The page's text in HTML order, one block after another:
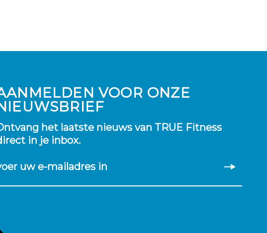
VOOR ONZE
het laatste nieuws van TRUE Fitness
in je inbox.
uw e-mailadres in